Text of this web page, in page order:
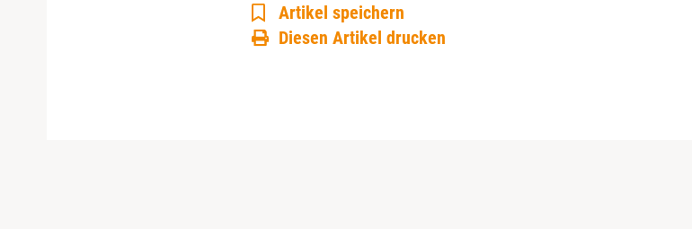
Artikel speichern
Diesen Artikel drucken